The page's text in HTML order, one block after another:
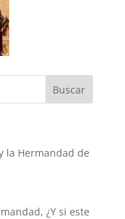
la Hermandad de
¿Y si este